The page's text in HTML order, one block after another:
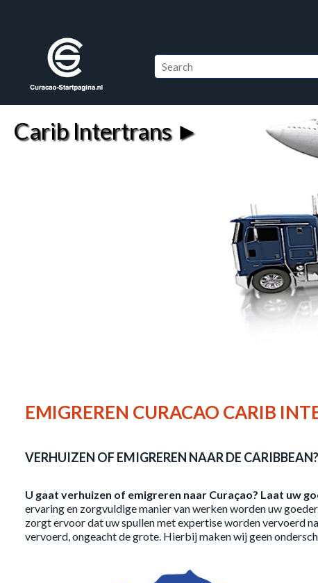
Carib Intertrans ►
EMIGREREN CURACAO CARIB
VERHUIZEN OF EMIGREREN NAAR DE
U gaat verhuizen of emigreren naar Curaçao? Laat uw
ervaring en zorgvuldige manier van werken worden uw
zorgt ervoor dat uw spullen met expertise worden vervoerd
vervoerd, ongeacht de grote. Hierbij maken wij geen